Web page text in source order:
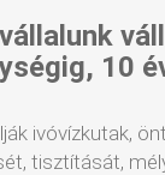
10
ivóvízkutak,
tisztítását,